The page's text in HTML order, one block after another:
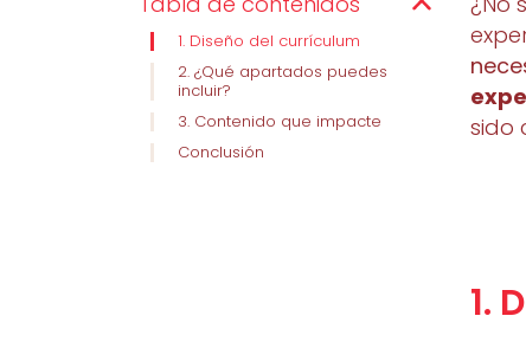
1. Diseño del currículum
2. ¿Qué apartados puedes
incluir?
3. Contenido que impacte
Conclusión
sido
1.